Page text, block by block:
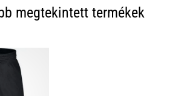
megtekintett termékek